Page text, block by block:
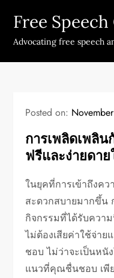
content
Free
Advocating free speech
Posted on:
การเพลิดเพลิ
ฟรีและง่ายดา
ในยุคที่การเข้าถึงคว
สะดวกสบายมากขึ้น
กิจกรรมที่ได้รับควา
ไม่ต้องเสียค่าใช้จ่าย
ชอบ ไม่ว่าจะเป็นห
แนวที่คุณชื่นชอบ เพี